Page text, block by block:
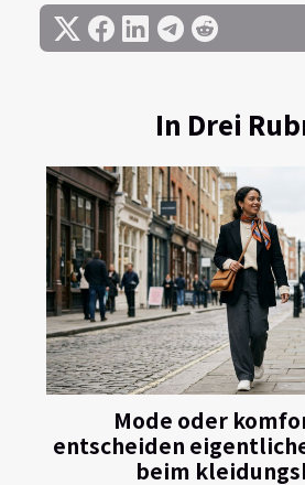
In Drei
Mode oder
entscheiden
beim